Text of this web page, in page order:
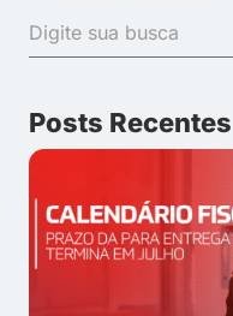
Posts Recentes